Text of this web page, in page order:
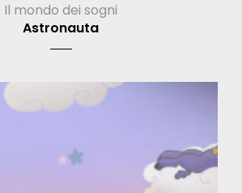
Il mondo dei sogni
Astronauta